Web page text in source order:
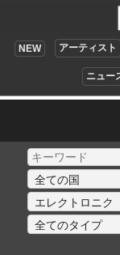
NEW アーティスト
ニュー